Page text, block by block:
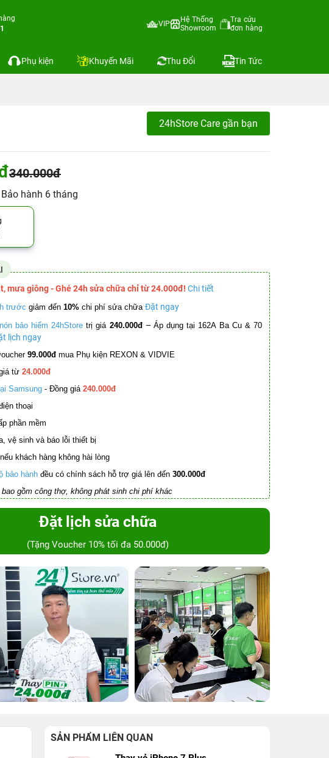
VIP
Hệ Thống
Showroom
Tra cứu
đơn hàng
Phụ kiện Khuyến Mãi Thu Đổi Tin Tức
24hStore Care gần bạn
340.000đ
Bảo hành 6 tháng
mưa giông - Ghé 24h sửa chữa chỉ từ 24.000đ! Chi tiết
trước giảm đến 10% chi phí sửa chữa Đặt ngay
nón bảo hiểm 24hStore trị giá 240.000đ – Áp dụng tại 162A Ba Cu & 70
lịch ngay
99.000đ mua Phụ kiện REXON & VIDVIE
từ 24.000đ
Samsung - Đồng giá 240.000đ
thoại
phần mềm
vệ sinh và báo lỗi thiết bị
nếu khách hàng không hài lòng
bảo hành đều có chính sách hỗ trợ giá lên đến 300.000đ
bao gồm công thợ, không phát sinh chi phí khác
Đặt lịch sửa chữa
(Tặng Voucher 10% tối đa 50.000đ)
SẢN PHẨM LIÊN QUAN